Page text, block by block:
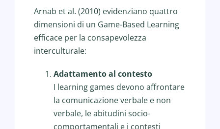
Arnab et al. (2010) evidenziano quattro
dimensioni di un Game-Based Learning
efficace per la consapevolezza
interculturale:
Adattamento al contesto
I learning games devono affrontare
la comunicazione verbale e non
verbale, le abitudini socio-
comportamentali e i contesti